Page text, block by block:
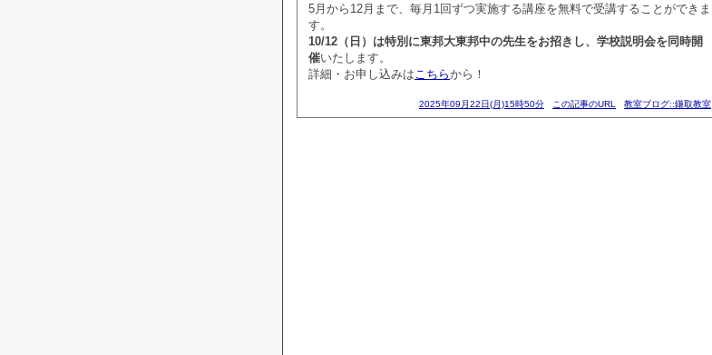
5月から12月まで、毎月1回ずつ実施する講座を無料で受講することができま
す。
10/12（日）は特別に東邦大東邦中の先生をお招きし、学校説明会を同時開
催いたします。
詳細・お申し込みはこちらから！
2025年09月22日(月)15時50分 この記事のURL 教室ブログ::鎌取教室